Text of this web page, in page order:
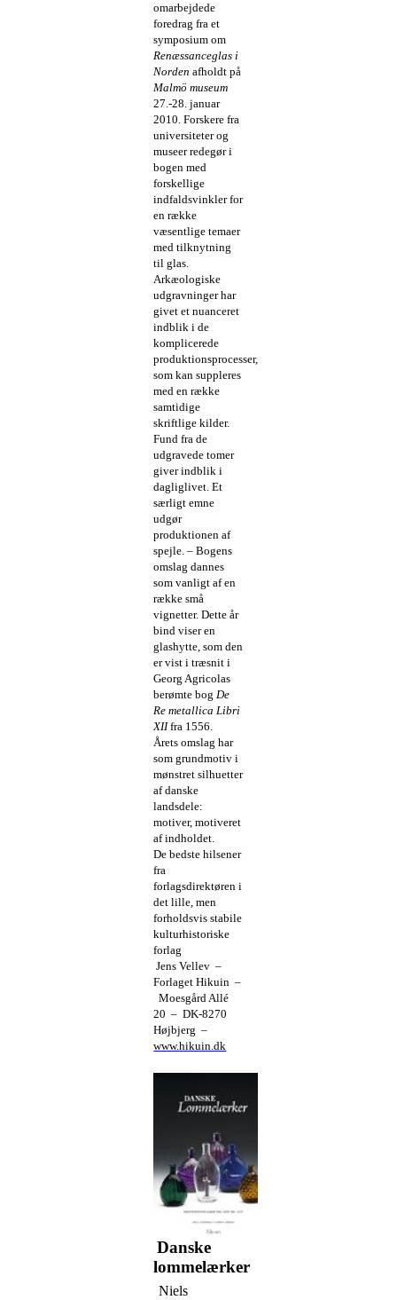
omarbejdede
foredrag fra et
symposium om
Renæssanceglas i
Norden afholdt på
Malmö museum
27.-28. januar
2010. Forskere fra
universiteter og
museer redegør i
bogen med
forskellige
indfaldsvinkler for
en række
væsentlige temaer
med tilknytning
til glas.
Arkæologiske
udgravninger har
givet et nuanceret
indblik i de
komplicerede
produktionsprocesser,
som kan suppleres
med en række
samtidige
skriftlige kilder.
Fund fra de
udgravede tomer
giver indblik i
dagliglivet. Et
særligt emne
udgør
produktionen af
spejle. – Bogens
omslag dannes
som vanligt af en
række små
vignetter. Dette år
bind viser en
glashytte, som den
er vist i træsnit i
Georg Agricolas
berømte bogDe
Re metallica Libri
XIIfra 1556.
Årets omslag har
som grundmotiv i
mønstret silhuetter
af danske
landsdele:
motiver, motiveret
af indholdet.
De bedste hilsener
fra
forlagsdirektøren i
det lille, men
forholdsvis stabile
kulturhistoriske
forlag
Jens Vellev –
Forlaget Hikuin –
Moesgård Allé
20 – DK-8270
Højbjerg –
www.hikuin.dk
Danske
lommelærker
Niels